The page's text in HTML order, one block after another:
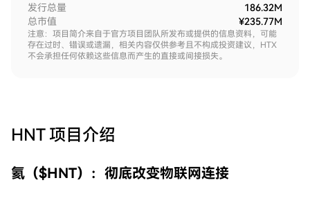
发行总量
186.32M
总市值
¥235.77M
注意：项目简介来自于官方项目团队所发布或提供的信息资料，可能
存在过时、错误或遗漏，相关内容仅供参考且不构成投资建议，HTX
不会承担任何依赖这些信息而产生的直接或间接损失。
HNT 项目介绍
氦（$HNT）：彻底改变物联网连接